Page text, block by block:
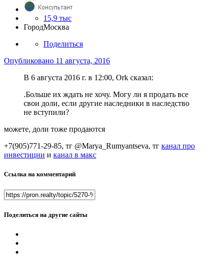
15,9 тыс
ГородМосква
Поделиться
Опубликовано 11 августа, 2016
В 6 августа 2016 г. в 12:00, Ork сказал:
.Больше их ждать не хочу. Могу ли я продать все
свои доли, если другие наследники в наследство
не вступили?
можете, доли тоже продаются
+7(905)771-29-85, тг @Marya_Rumyantseva, тг канал про
инвестиции и канал в макс
Ссылка на комментарий
Поделиться на другие сайты